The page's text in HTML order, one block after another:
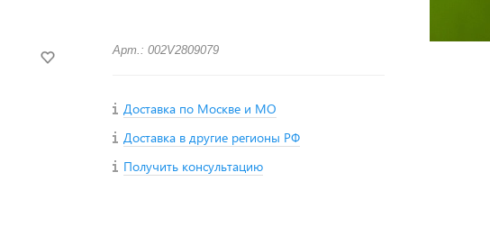
Арт.: 002V2809079
Доставка по Москве и МО
Доставка в другие регионы РФ
Получить консультацию